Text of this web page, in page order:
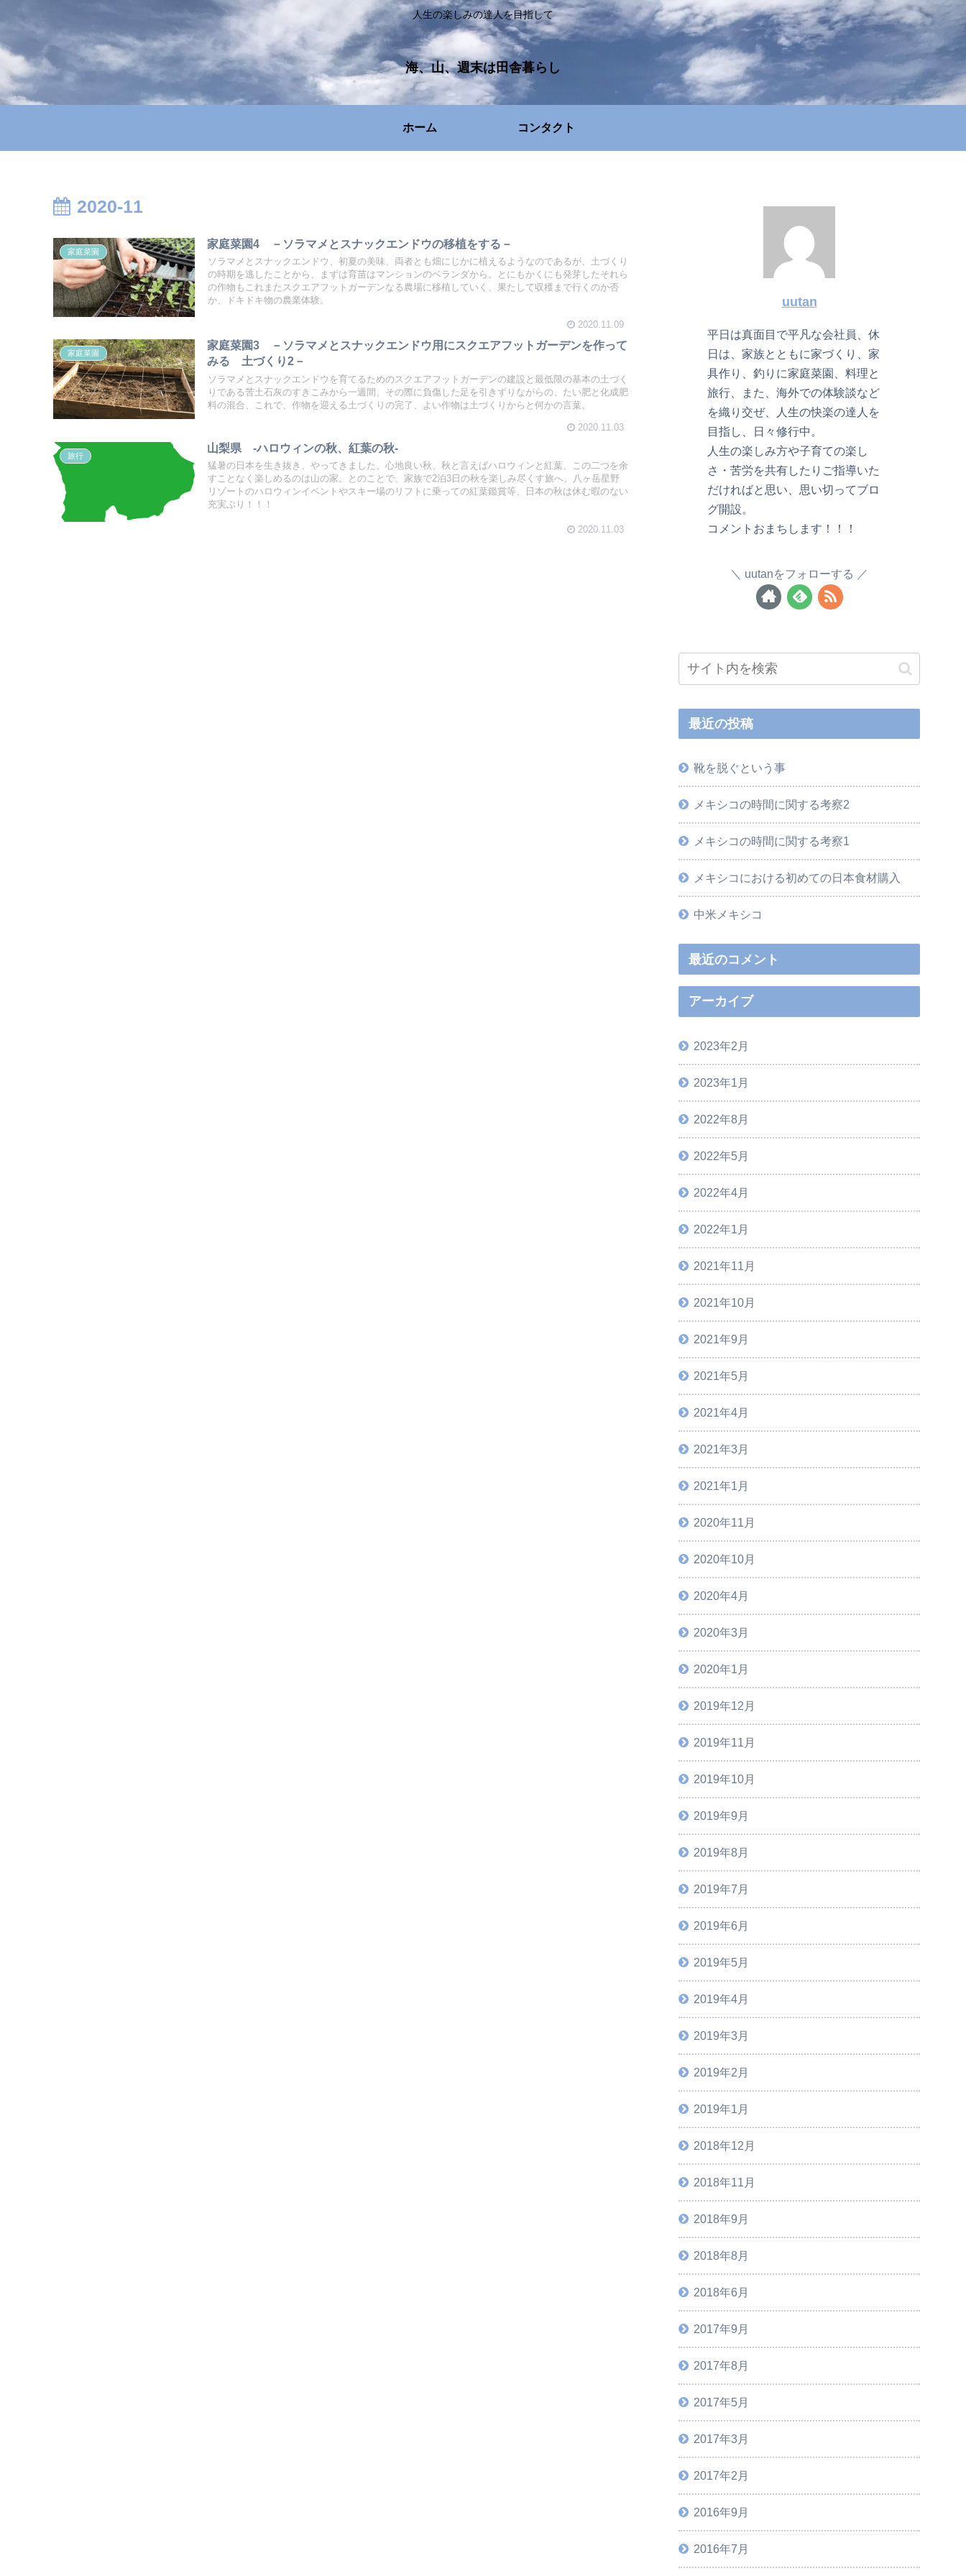
人生の楽しみの達人を目指して
海、山、週末は田舎暮らし
ホーム コンタクト
2020-11
家庭菜園
家庭菜園4 －ソラマメとスナックエンドウの移植をする－
ソラマメとスナックエンドウ、初夏の美味、両者とも畑にじかに植えるようなのであるが、土づくり
の時期を逃したことから、まずは育苗はマンションのベランダから。とにもかくにも発芽したそれら
の作物もこれまたスクエアフットガーデンなる農場に移植していく、果たして収穫まで行くのか否
か、ドキドキ物の農業体験。
2020.11.09
家庭菜園
家庭菜園3 －ソラマメとスナックエンドウ用にスクエアフットガーデンを作って
みる 土づくり2－
ソラマメとスナックエンドウを育てるためのスクエアフットガーデンの建設と最低限の基本の土づく
りである苦土石灰のすきこみから一週間、その際に負傷した足を引きずりながらの、たい肥と化成肥
料の混合、これで、作物を迎える土づくりの完了、よい作物は土づくりからと何かの言葉。
2020.11.03
旅行
山梨県 -ハロウィンの秋、紅葉の秋-
猛暑の日本を生き抜き、やってきました、心地良い秋、秋と言えばハロウィンと紅葉、この二つを余
すことなく楽しめるのは山の家。とのことで、家族で2泊3日の秋を楽しみ尽くす旅へ。八ヶ岳星野
リゾートのハロウィンイベントやスキー場のリフトに乗っての紅葉鑑賞等、日本の秋は休む暇のない
充実ぶり！！！
2020.11.03
uutan
平日は真面目で平凡な会社員、休
日は、家族とともに家づくり、家
具作り、釣りに家庭菜園、料理と
旅行、また、海外での体験談など
を織り交ぜ、人生の快楽の達人を
目指し、日々修行中。
人生の楽しみ方や子育ての楽し
さ・苦労を共有したりご指導いた
だければと思い、思い切ってブロ
グ開設。
コメントおまちします！！！
uutanをフォローする
最近の投稿
靴を脱ぐという事
メキシコの時間に関する考察2
メキシコの時間に関する考察1
メキシコにおける初めての日本食材購入
中米メキシコ
最近のコメント
アーカイブ
2023年2月
2023年1月
2022年8月
2022年5月
2022年4月
2022年1月
2021年11月
2021年10月
2021年9月
2021年5月
2021年4月
2021年3月
2021年1月
2020年11月
2020年10月
2020年4月
2020年3月
2020年1月
2019年12月
2019年11月
2019年10月
2019年9月
2019年8月
2019年7月
2019年6月
2019年5月
2019年4月
2019年3月
2019年2月
2019年1月
2018年12月
2018年11月
2018年9月
2018年8月
2018年6月
2017年9月
2017年8月
2017年5月
2017年3月
2017年2月
2016年9月
2016年7月